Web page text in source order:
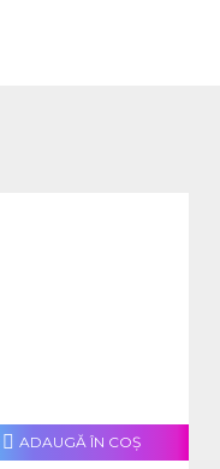
ADAUGĂ ÎN COŞ